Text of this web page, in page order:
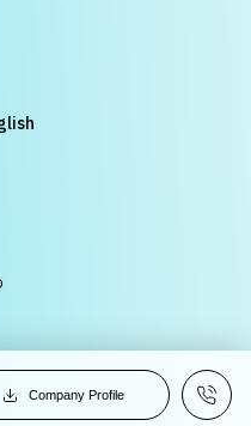
Company Profile